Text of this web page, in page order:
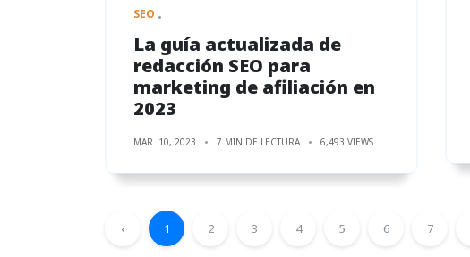
SEO
La guía actualizada de
redacción SEO para
marketing de afiliación en
2023
MAR. 10, 2023 7 MIN DE LECTURA 6,493 VIEWS
‹ 1 2 3 4 5 6 7